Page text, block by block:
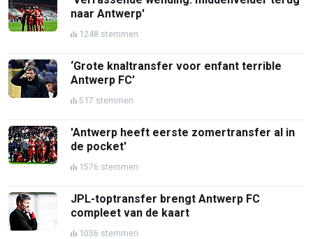
naar Antwerp'
1248 stemmen
‘Grote knaltransfer voor enfant terrible
Antwerp FC’
517 stemmen
'Antwerp heeft eerste zomertransfer al in
de pocket'
1576 stemmen
JPL-toptransfer brengt Antwerp FC
compleet van de kaart
1036 stemmen